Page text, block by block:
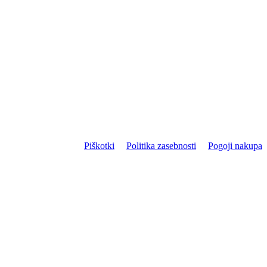
Piškotki
Politika zasebnosti Pogoji nakupa